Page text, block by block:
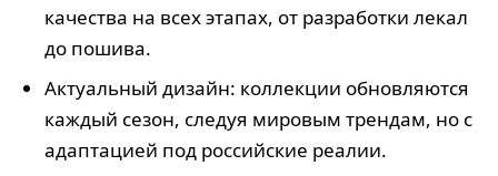
качества на всех этапах, от разработки лекал
до пошива.
Актуальный дизайн: коллекции обновляются
каждый сезон, следуя мировым трендам, но с
адаптацией под российские реалии.